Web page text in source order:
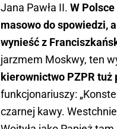
Jana Pawła II. W
masowo do spowiedzi,
wynieść z
jarzmem Moskwy, ten
kierownictwo PZPR tuż
funkcjonariuszy:
czarnej kawy.